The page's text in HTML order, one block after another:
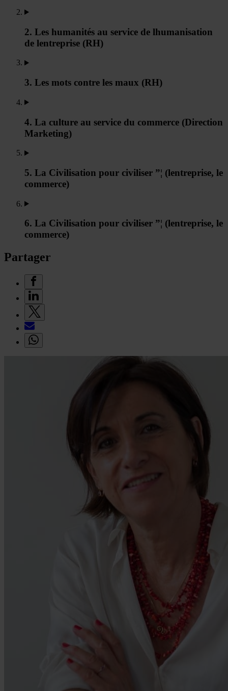
2. Les humanités au service de lhumanisation
de lentreprise (RH)
3. Les mots contre les maux (RH)
4. La culture au service du commerce (Direction
Marketing)
5. La Civilisation pour civiliser ”¦ (lentreprise, le
commerce)
6. La Civilisation pour civiliser ”¦ (lentreprise, le
commerce)
Partager